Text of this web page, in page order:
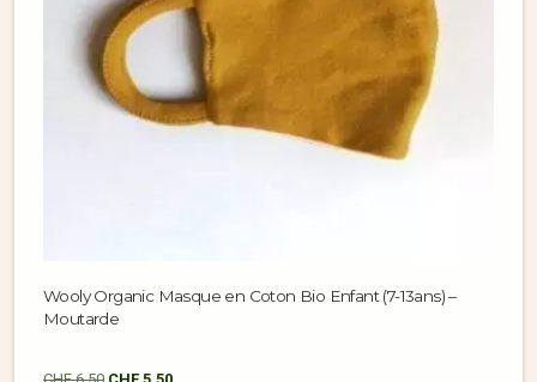
Wooly Organic Masque en Coton Bio Enfant (7-13ans) –
Moutarde